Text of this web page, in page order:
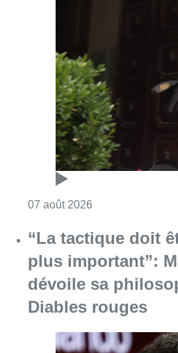
Consulter
“La tactique doit
plus important”:
dévoile sa
Diables rouges